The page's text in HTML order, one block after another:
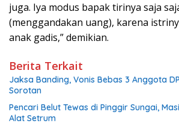
juga. Iya modus bapak tirinya saja
(menggandakan uang), karena
anak gadis,” demikian.
Berita Terkait
Jaksa Banding, Vonis Bebas 3 Anggota
Sorotan
Pencari Belut Tewas di Pinggir Sungai,
Alat Setrum